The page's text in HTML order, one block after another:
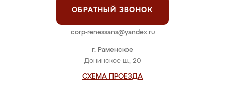
г. Раменское
Донинское ш., 20
СХЕМА ПРОЕЗДА
ОБРАТНЫЙ ЗВОНОК
corp-renessans@yandex.ru